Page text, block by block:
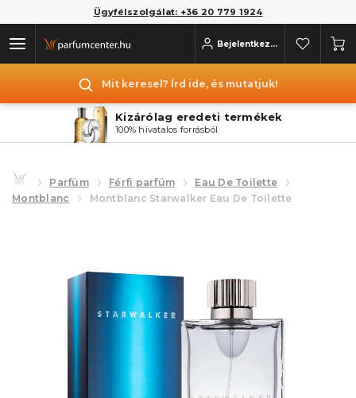
Ügyfélszolgálat: +36 20 779 1924
Bejelentkezés
Mit keresel? Írd ide, és mutatjuk!
Kizárólag eredeti termékek
100% hivatalos forrásból
Parfüm Férfi parfüm
Eau De Toilette
Montblanc
Montblanc Starwalker Eau De Toilette